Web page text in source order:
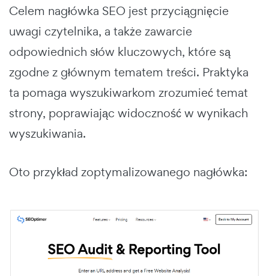
Celem nagłówka SEO jest przyciągnięcie
uwagi czytelnika, a także zawarcie
odpowiednich słów kluczowych, które są
zgodne z głównym tematem treści. Praktyka
ta pomaga wyszukiwarkom zrozumieć temat
strony, poprawiając widoczność w wynikach
wyszukiwania.
Oto przykład zoptymalizowanego nagłówka: